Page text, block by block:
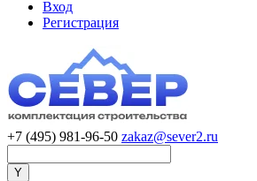
Вход
Регистрация
+7 (495) 981-96-50 zakaz@sever2.ru